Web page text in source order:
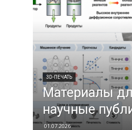
3D-ПЕЧАТЬ
Материалы
научные
01.07.2026